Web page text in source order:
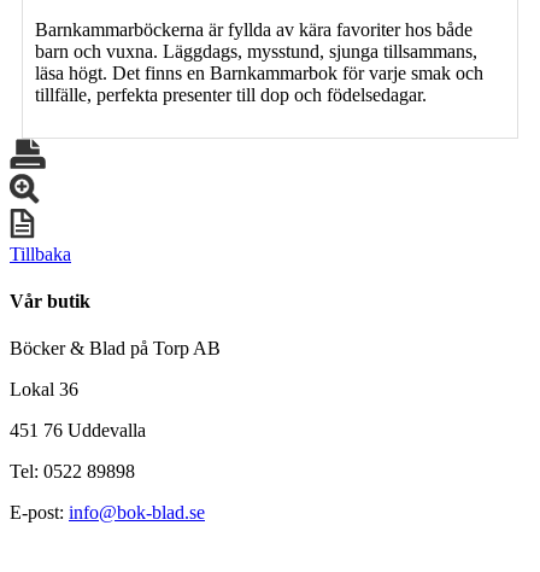
Barnkammarböckerna är fyllda av kära favoriter hos både
barn och vuxna. Läggdags, mysstund, sjunga tillsammans,
läsa högt. Det finns en Barnkammarbok för varje smak och
tillfälle, perfekta presenter till dop och födelsedagar.
Tillbaka
Vår butik
Böcker & Blad på Torp AB
Lokal 36
451 76 Uddevalla
Tel: 0522 89898
E-post: info@bok-blad.se